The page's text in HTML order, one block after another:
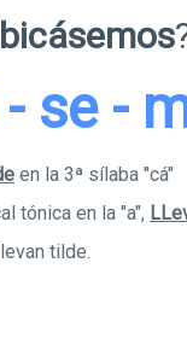
se -
en la 3ª sílaba "cá"
tónica en la "a",
tilde.